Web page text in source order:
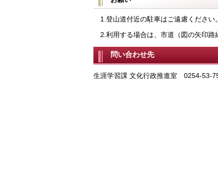
1.登山道付近の駐車はご遠慮ください
2.利用する場合は、市道（図の矢印路
問い合わせ先
生涯学習課 文化行政推進室 0254-53-